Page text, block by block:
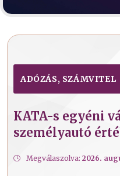
ADÓZÁS, SZÁMVITEL
KATA-s egyéni
személyautó
Megválaszolva: 2026.